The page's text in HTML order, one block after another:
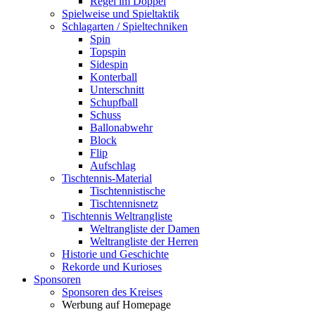
Spielweise und Spieltaktik
Schlagarten / Spieltechniken
Spin
Topspin
Sidespin
Konterball
Unterschnitt
Schupfball
Schuss
Ballonabwehr
Block
Flip
Aufschlag
Tischtennis-Material
Tischtennistische
Tischtennisnetz
Tischtennis Weltrangliste
Weltrangliste der Damen
Weltrangliste der Herren
Historie und Geschichte
Rekorde und Kurioses
Sponsoren
Sponsoren des Kreises
Werbung auf Homepage